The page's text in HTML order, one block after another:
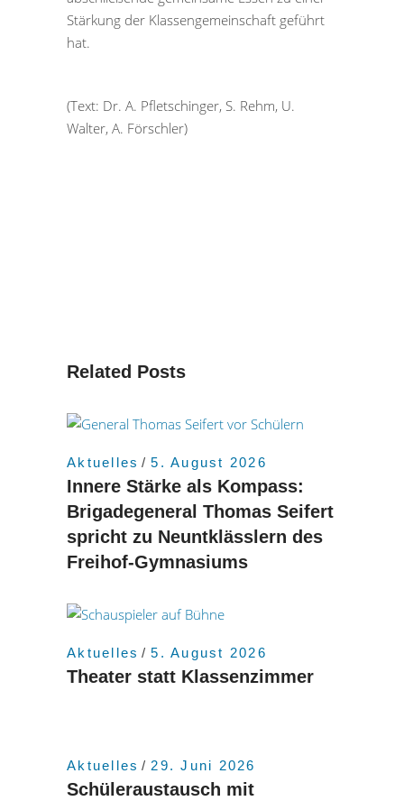
Stärkung der Klassengemeinschaft geführt
hat.
(Text: Dr. A. Pfletschinger, S. Rehm, U.
Walter, A. Förschler)
Related Posts
Aktuelles 5. August 2026
Innere Stärke als Kompass:
Brigadegeneral Thomas Seifert
spricht zu Neuntklässlern des
Freihof-Gymnasiums
Aktuelles 5. August 2026
Theater statt Klassenzimmer
Aktuelles 29. Juni 2026
Schüleraustausch mit